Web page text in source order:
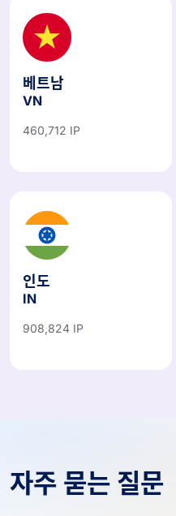
베트남
VN
460,712 IP
인도
IN
908,824 IP
자주 묻는 질문